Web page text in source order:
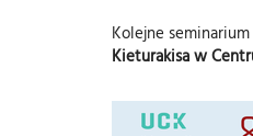
Kolejne
Kieturakisa w